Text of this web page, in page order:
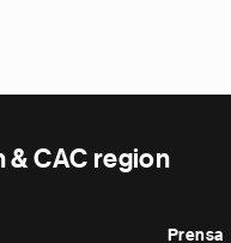
& CAC region
Prensa